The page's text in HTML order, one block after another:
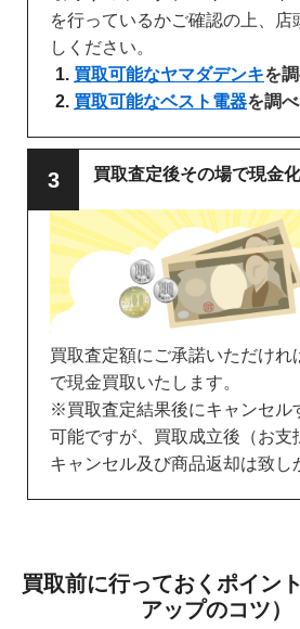
を行っているかご確認の上、店
しください。
買取可能なヤマダデンキを
買取可能なベスト電器を調
買取査定後その場で現金化
買取査定額にご承諾いただけれ
で現金買取いたします。
※買取査定結果後にキャンセル
可能ですが、買取成立後（お支
キャンセル及び商品返却は致し
買取前に行っておくポイン
アップのコツ）